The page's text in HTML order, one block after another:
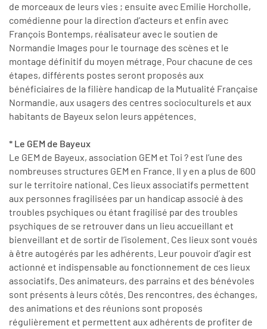
de morceaux de leurs vies ; ensuite avec Emilie Horcholle,
comédienne pour la direction d’acteurs et enfin avec
François Bontemps, réalisateur avec le soutien de
Normandie Images pour le tournage des scènes et le
montage définitif du moyen métrage. Pour chacune de ces
étapes, différents postes seront proposés aux
bénéficiaires de la filière handicap de la Mutualité Française
Normandie, aux usagers des centres socioculturels et aux
habitants de Bayeux selon leurs appétences.
* Le GEM de Bayeux
Le GEM de Bayeux, association GEM et Toi ? est l’une des
nombreuses structures GEM en France. Il y en a plus de 600
sur le territoire national. Ces lieux associatifs permettent
aux personnes fragilisées par un handicap associé à des
troubles psychiques ou étant fragilisé par des troubles
psychiques de se retrouver dans un lieu accueillant et
bienveillant et de sortir de l’isolement. Ces lieux sont voués
à être autogérés par les adhérents. Leur pouvoir d’agir est
actionné et indispensable au fonctionnement de ces lieux
associatifs. Des animateurs, des parrains et des bénévoles
sont présents à leurs côtés. Des rencontres, des échanges,
des animations et des réunions sont proposés
régulièrement et permettent aux adhérents de profiter de